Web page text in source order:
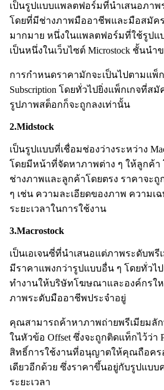
เป็นรูปแบบแพลตฟอร์มที่นำเสนอภาพ
โดยที่มีช่างภาพมืออาชีพและมือสมัคร
มากมาย หนึ่งในแพลตฟอร์มที่ใช้รูปแบ
เป็นหนึ่งในเว็บไซต์ Microstock ชั้นนำ
การกำหนดราคามักจะเป็นไปตามแพ็
Subscription โดยทั่วไปยิ่งแพ็กเกจที่
รูปภาพสต็อกก็จะถูกลงเท่านั้น
2.Midstock
เป็นรูปแบบที่เชื่อมช่องว่างระหว่าง
โดยมีหน้าที่จัดหาภาพต่าง ๆ ให้ลูกค้า
ช่างภาพและลูกค้าโดยตรง ราคาจะ
ๆ เช่น ความละเอียดของภาพ ความเ
ระยะเวลาในการใช้งาน
3.Macrostock
เป็นเอเจนซี่ที่นำเสนอแต่ภาพระดับพรี
มีราคาแพงกว่ารูปแบบอื่น ๆ โดยทั่วไ
ทำงานให้บริษัทโฆษณาและองค์กรใ
ภาพระดับมืออาชีพประจำอยู่
คุณสามารถค้าหาภาพถ่ายพรีเมียมลัก
ในหัวข้อ Offset ซึ่งจะถูกติดแท็กไว้ว่า
สิทธิ์การใช้งานที่อนุญาตให้คุณถือคร
เดียวอีกด้วย ซึ่งราคาขึ้นอยู่กับรูปแบ
ระยะเวลา